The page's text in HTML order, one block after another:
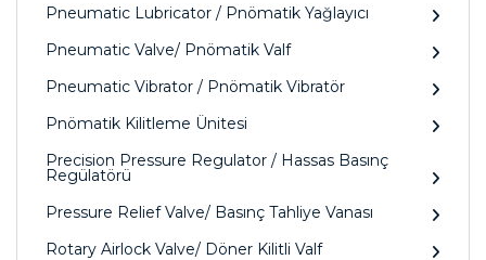
Pneumatic Lubricator / Pnömatik Yağlayıcı
Pneumatic Valve/ Pnömatik Valf
Pneumatic Vibrator / Pnömatik Vibratör
Pnömatik Kilitleme Ünitesi
Precision Pressure Regulator / Hassas Basınç
Regülatörü
Pressure Relief Valve/ Basınç Tahliye Vanası
Rotary Airlock Valve/ Döner Kilitli Valf